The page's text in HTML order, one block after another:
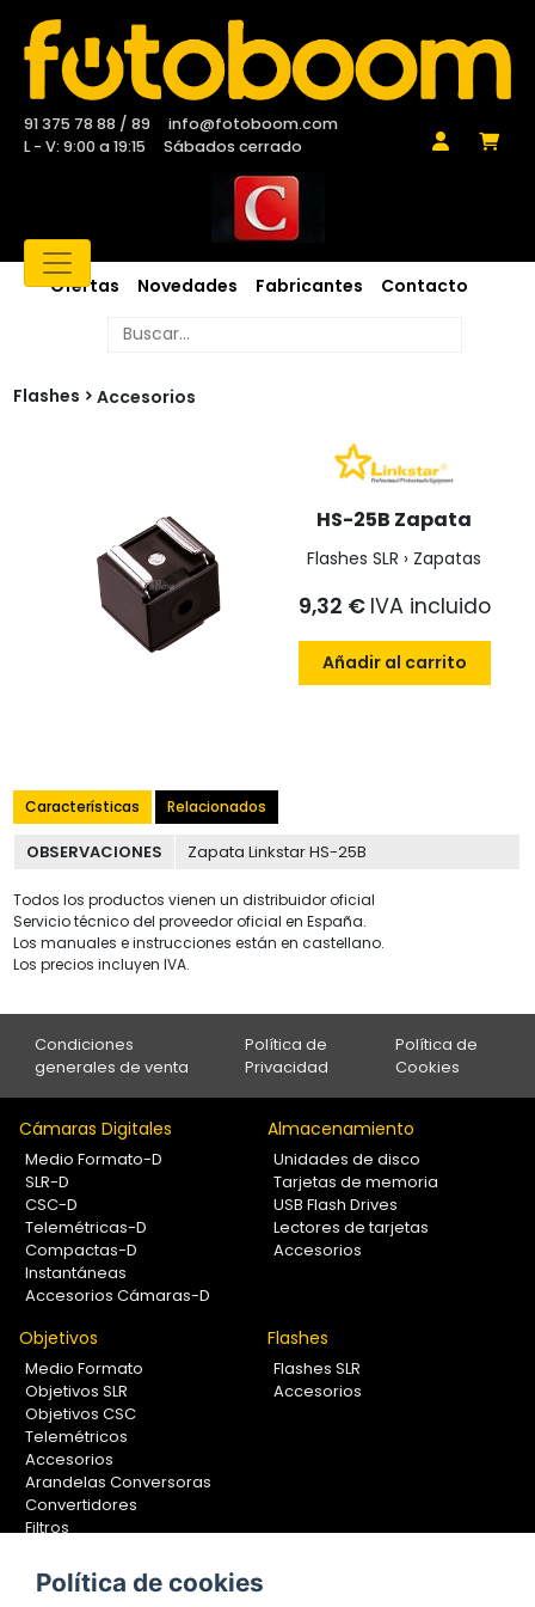
91 375 78 88 / 89
info@fotoboom.com
L - V: 9:00 a 19:15
Sábados cerrado
Ofertas Novedades Fabricantes Contacto
Flashes Accesorios
HS-25B Zapata
Flashes SLR › Zapatas
9,32 € IVA incluido
Añadir al carrito
Características Relacionados
OBSERVACIONES Zapata Linkstar HS-25B
Todos los productos vienen un distribuidor oficial
Servicio técnico del proveedor oficial en España.
Los manuales e instrucciones están en castellano.
Los precios incluyen IVA.
Condiciones
generales de venta
Política de
Privacidad
Política de
Cookies
Cámaras Digitales
Medio Formato-D
SLR-D
CSC-D
Telemétricas-D
Compactas-D
Instantáneas
Accesorios Cámaras-D
Almacenamiento
Unidades de disco
Tarjetas de memoria
USB Flash Drives
Lectores de tarjetas
Accesorios
Objetivos
Medio Formato
Objetivos SLR
Objetivos CSC
Telemétricos
Accesorios
Arandelas Conversoras
Convertidores
Filtros
Calibradores
Flashes
Flashes SLR
Accesorios
Política de cookies